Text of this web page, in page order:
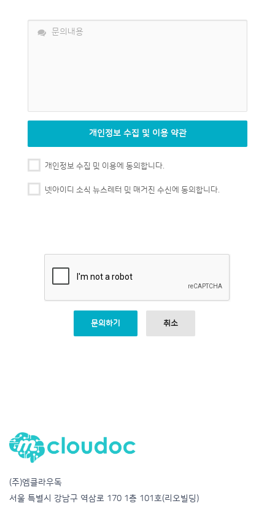
개인정보 수집 및 이용 약관
개인정보 수집 및 이용에 동의합니다.
넷아이디 소식 뉴스레터 및 매거진 수신에 동의합니다.
문의하기 취소
(주)엠클라우독
서울 특별시 강남구 역삼로 170 1층 101호(리오빌딩)